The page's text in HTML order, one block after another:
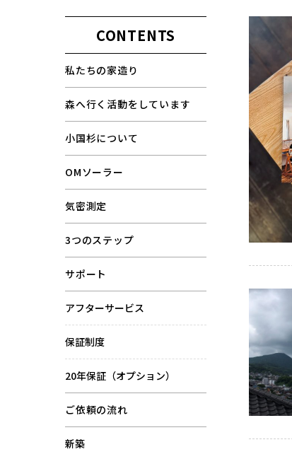
CONTENTS
私たちの家造り
森へ行く活動をしています
小国杉について
OMソーラー
気密測定
3つのステップ
サポート
アフターサービス
保証制度
20年保証（オプション）
ご依頼の流れ
新築